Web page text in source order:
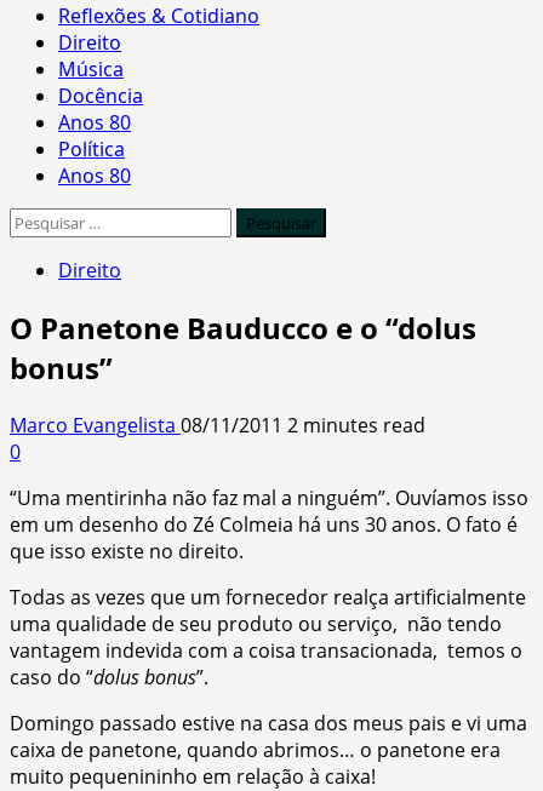
Primary
Menu
Reflexões & Cotidiano
Direito
Música
Docência
Anos 80
Política
Anos 80
Pesquisar
Direito
O Panetone Bauducco e o “dolus
bonus”
Marco Evangelista 08/11/2011 2 minutes read
0
“Uma mentirinha não faz mal a ninguém”. Ouvíamos isso
em um desenho do Zé Colmeia há uns 30 anos. O fato é
que isso existe no direito.
Todas as vezes que um fornecedor realça artificialmente
uma qualidade de seu produto ou serviço, não tendo
vantagem indevida com a coisa transacionada, temos o
caso do “dolus bonus”.
Domingo passado estive na casa dos meus pais e vi uma
caixa de panetone, quando abrimos… o panetone era
muito pequenininho em relação à caixa!